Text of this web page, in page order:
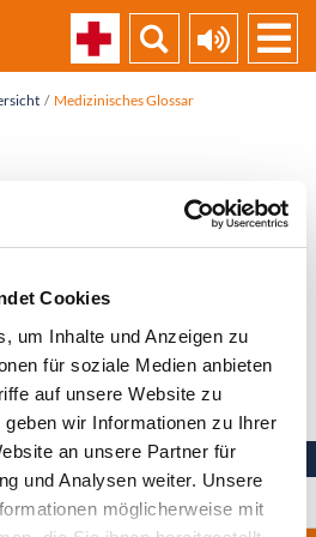
Cookies
um Inhalte und Anzeigen zu
für soziale Medien anbieten
auf unsere Website zu
wir Informationen zu Ihrer
an unsere Partner für
und Analysen weiter. Unsere
möglicherweise mit
Medizinisches Glossar
dem desinfizierten Material
kann
in besten Händen